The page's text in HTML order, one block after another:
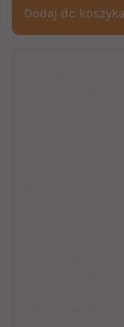
Dodaj do koszyka